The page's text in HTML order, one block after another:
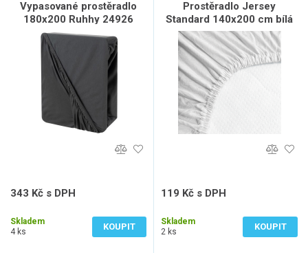
Vypasované prostěradlo
180x200 Ruhhy 24926
343 Kč s DPH
Skladem
4 ks
KOUPIT
Prostěradlo Jersey
Standard 140x200 cm bílá
119 Kč s DPH
Skladem
2 ks
KOUPIT